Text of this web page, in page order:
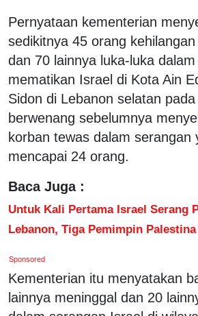
Pernyataan kementerian
sedikitnya 45 orang
dan 70 lainnya luka-luka
mematikan Israel di Kota Ain
Sidon di Lebanon selatan
berwenang sebelumnya
korban tewas dalam serangan
mencapai 24 orang.
Baca Juga :
Untuk Kali Pertama Israel Serang
Lebanon, Tiga Pemimpin
Sponsored
Kementerian itu menyatakan
lainnya meninggal dan 20